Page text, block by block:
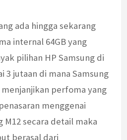
ada hingga sekarang
internal 64GB yang
pilihan HP Samsung di
3 jutaan di mana Samsung
menjanjikan perfoma yang
menggenai
M12 secara detail maka
berasal dari